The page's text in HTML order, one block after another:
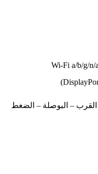
Wi-Fi a/b/g/n/
– البوصلة – الضغط